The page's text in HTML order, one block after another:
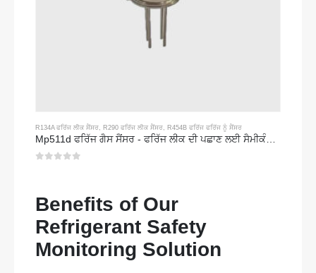
R134A ਫਰਿੱਜ ਲੀਕ ਸੈਂਸਰ, R290 ਫਰਿੱਜ ਲੀਕ ਸੈਂਸਰ, R454B ਫਰਿੱਜ ਫਰਿੱਜ ਨੂੰ ਸੈਂਸਰ
Mp511d ਫਰਿੱਜ ਗੈਸ ਸੈਂਸਰ - ਫਰਿੱਜ ਲੀਕ ਦੀ ਪਛਾਣ ਲਈ ਸੈਮੀਕੰਡਕਟਰ ਅਧਾਰਤ ਸੈਂਸਰ
Benefits of Our
Refrigerant Safety
Monitoring Solution